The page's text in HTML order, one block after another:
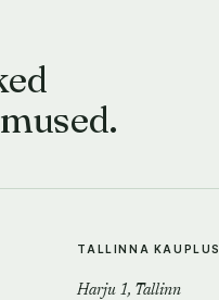
TALLINNA KAUPLUS
Harju 1, Tallinn